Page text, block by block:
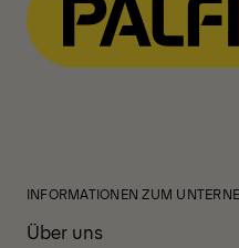
INFORMATIONEN ZUM
Über uns